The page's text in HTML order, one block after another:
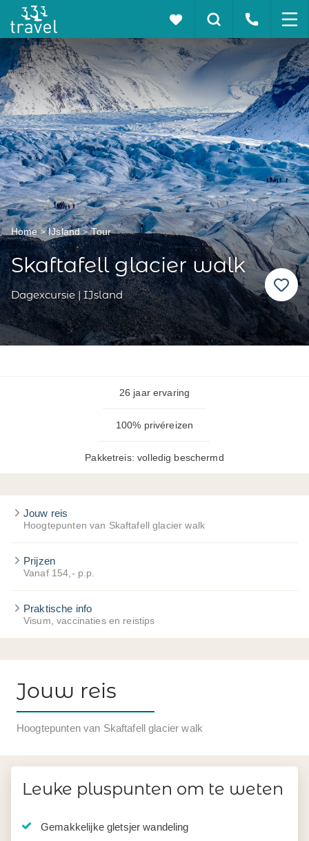
Home IJsland Tour
Skaftafell glacier walk
Dagexcursie | IJsland
26 jaar ervaring
100% privéreizen
Pakketreis: volledig beschermd
Jouw reis
Hoogtepunten van Skaftafell glacier walk
Prijzen
Vanaf 154,- p.p.
Praktische info
Visum, vaccinaties en reistips
Jouw reis
Hoogtepunten van Skaftafell glacier walk
Leuke pluspunten om te weten
Gemakkelijke gletsjer wandeling